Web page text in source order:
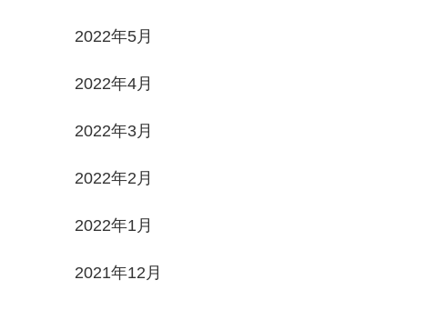
2022年5月
2022年4月
2022年3月
2022年2月
2022年1月
2021年12月